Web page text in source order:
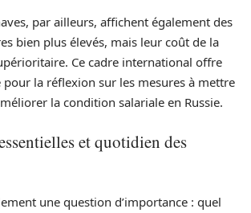
par ailleurs, affichent également des
bien plus élevés, mais leur coût de la
Ce cadre international offre
la réflexion sur les mesures à mettre
la condition salariale en Russie.
et quotidien des
une question d’importance : quel